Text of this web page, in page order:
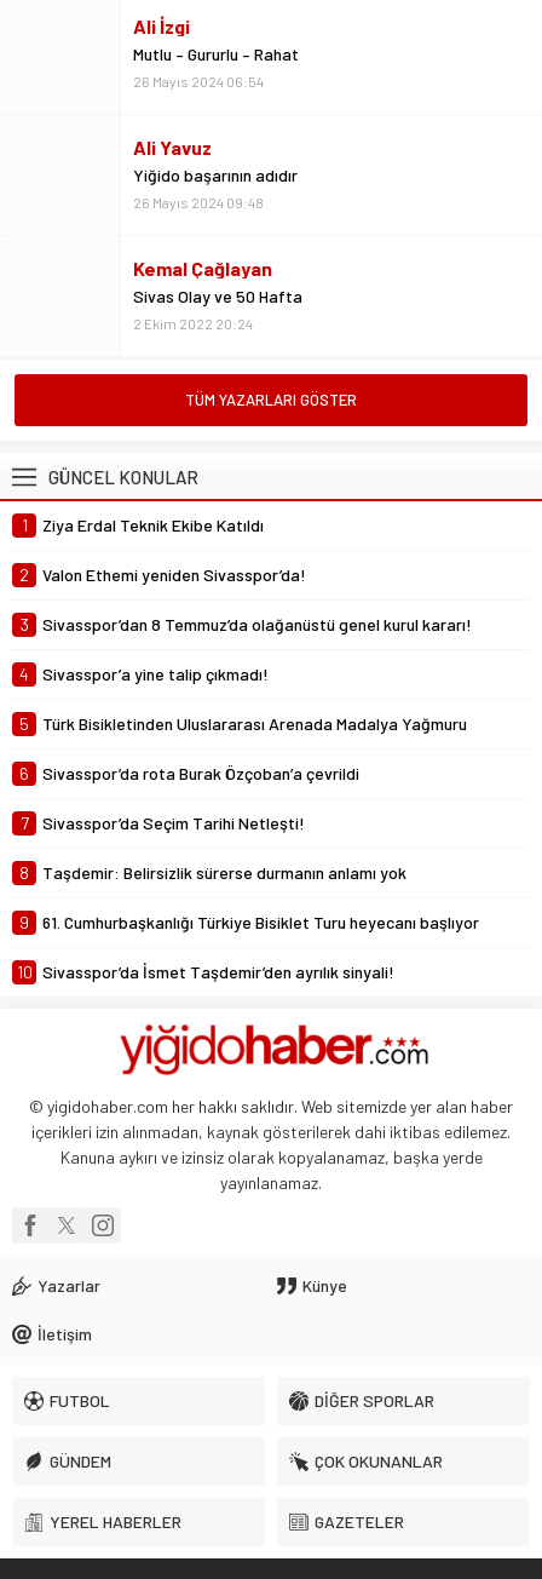
Ali Yavuz
Yiğido başarının adıdır
26 Mayıs 2024 09:48
Kemal Çağlayan
Sivas Olay ve 50 Hafta
2 Ekim 2022 20:24
Metin Kulaksız
Vedalar da sevgidendir
26 Mayıs 2024 06:53
Mustafa Ateş
Böyle ayrılık olmaz
TÜM YAZARLARI GÖSTER
GÜNCEL KONULAR
1 Ziya Erdal Teknik Ekibe Katıldı
2 Valon Ethemi yeniden Sivasspor’da!
3 Sivasspor’dan 8 Temmuz’da olağanüstü genel kurul kararı!
4 Sivasspor’a yine talip çıkmadı!
5 Türk Bisikletinden Uluslararası Arenada Madalya Yağmuru
6 Sivasspor’da rota Burak Özçoban’a çevrildi
7 Sivasspor’da Seçim Tarihi Netleşti!
8 Taşdemir: Belirsizlik sürerse durmanın anlamı yok
9 61. Cumhurbaşkanlığı Türkiye Bisiklet Turu heyecanı başlıyor
10 Sivasspor’da İsmet Taşdemir’den ayrılık sinyali!
© yigidohaber.com her hakkı saklıdır. Web sitemizde yer alan haber
içerikleri izin alınmadan, kaynak gösterilerek dahi iktibas edilemez.
Kanuna aykırı ve izinsiz olarak kopyalanamaz, başka yerde
yayınlanamaz.
Yazarlar Künye
İletişim
FUTBOL DİĞER SPORLAR
GÜNDEM ÇOK OKUNANLAR
YEREL HABERLER GAZETELER